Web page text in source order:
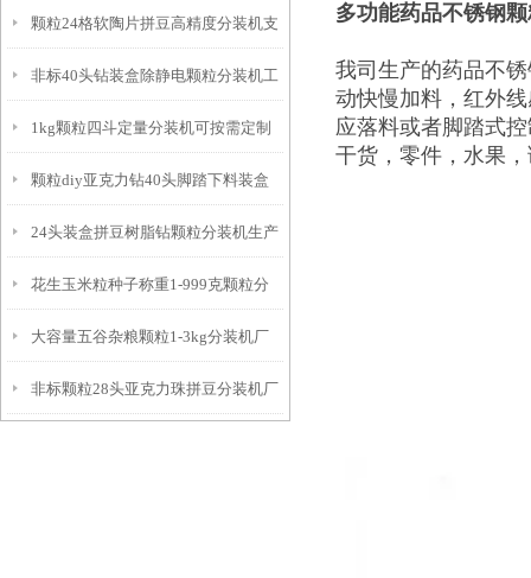
颗粒24格软陶片拼豆高精度分装机支
持定制
非标40头钻装盒除静电颗粒分装机工
作原理
1kg颗粒四斗定量分装机可按需定制
颗粒diy亚克力钻40头脚踏下料装盒
分装机厂家
24头装盒拼豆树脂钻颗粒分装机生产
厂家
花生玉米粒种子称重1-999克颗粒分
装机产品介绍
大容量五谷杂粮颗粒1-3kg分装机厂
家
非标颗粒28头亚克力珠拼豆分装机厂
多功能药品不锈钢
我司生产的药品不
动快慢加料，红外
应落料或者脚踏式
干货，零件，水果